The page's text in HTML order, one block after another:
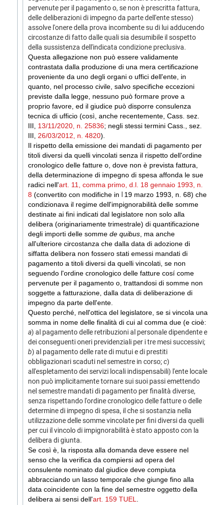
pervenute per il pagamento o, se non è prescritta fattura,
delle deliberazioni di impegno da parte dell'ente stesso)
assolve l'onere della prova incombente su di lui adducendo
circostanze di fatto dalle quali sia desumibile il sospetto
della sussistenza dell'indicata condizione preclusiva.
Questa allegazione non può essere validamente
contrastata dalla produzione di una mera certificazione
proveniente da uno degli organi o uffici dell'ente, in
quanto, nel processo civile, salvo specifiche eccezioni
previste dalla legge, nessuno può formare prove a
proprio favore, ed il giudice può disporre consulenza
tecnica di ufficio (così, anche recentemente, Cass. sez.
III, 13/11/2020, n. 25836; negli stessi termini Cass., sez.
III, 26/03/2012, n. 4820).
Il rispetto della emissione dei mandati di pagamento per
titoli diversi da quelli vincolati senza il rispetto dell'ordine
cronologico delle fatture o, dove non è prevista fattura,
della determinazione di impegno di spesa affonda le sue
radici nell'art. 11, comma primo, d.l. 18 gennaio 1993, n.
8 (convertito con modifiche in 19 marzo 1993, n. 68) che
condizionava il regime dell'impignorabilità delle somme
destinate ai fini indicati dal legislatore non solo alla
delibera (originariamente trimestrale) di quantificazione
degli importi delle somme de quibus , ma anche
all'ulteriore circostanza che dalla data di adozione di
siffatta delibera non fossero stati emessi mandati di
pagamento a titoli diversi da quelli vincolati, se non
seguendo l'ordine cronologico delle fatture cosí come
pervenute per il pagamento o, trattandosi di somme non
soggette a fatturazione, dalla data di deliberazione di
impegno da parte dell'ente.
Questo perché, nell'ottica del legislatore, se si vincola una
somma in nome delle finalità di cui al comma due (e cioè:
a) al pagamento delle retribuzioni al personale dipendente e
dei conseguenti oneri previdenziali per i tre mesi successivi;
b) al pagamento delle rate di mutui e di prestiti
obbligazionari scaduti nel semestre in corso;c)
all'espletamento dei servizi locali indispensabili) l'ente locale
non può implicitamente tornare sui suoi passi emettendo
nel semestre mandati di pagamento per finalità diverse,
senza rispettando l'ordine cronologico delle fatture o delle
determine di impegno di spesa, il che si sostanzia nella
utilizzazione delle somme vincolate per fini diversi da quelli
per cui il vincolo di impignorabilità è stato apposto con la
delibera di giunta.
Se così è, la risposta alla domanda deve essere nel
senso che la verifica da compiersi ad opera del
consulente nominato dal giudice deve compiuta
abbracciando un lasso temporale che giunge fino alla
data coincidente con la fine del semestre oggetto della
delibera ai sensi dell'art. 159 TUEL